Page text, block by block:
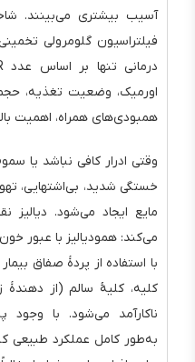
آسیب بیشتری می‌بینند.
اورمیک، وضعیت تغذیه،
همبودی‌های همراه، اهمیت
وقتی ادرار کافی نباشد یا
خستگی شدید، بی‌اشتهایی،
مایع ایجاد می‌شود. دیالیز
می‌کند: همودیالیز با عبور
با استفاده از پردهٔ صفاق
کلیه، کلیهٔ سالم (از
ناکارآمد می‌شود. با
به‌طور کامل عملکرد طبیعی